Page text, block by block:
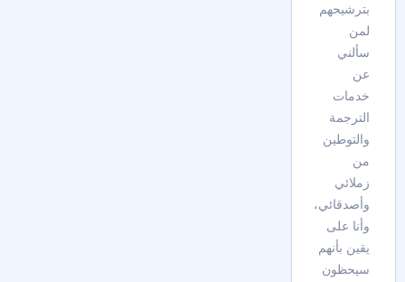
بترشيحهم
لمن
سألني
عن
خدمات
الترجمة
والتوطين
من
زملائي
وأصدقائي،
وأنا على
يقين بأنهم
سيحظون